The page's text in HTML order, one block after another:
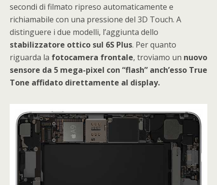
secondi di filmato ripreso automaticamente e
richiamabile con una pressione del 3D Touch. A
distinguere i due modelli, l’aggiunta dello
stabilizzatore ottico sul 6S Plus. Per quanto
riguarda la fotocamera frontale, troviamo un nuovo
sensore da 5 mega-pixel con “flash” anch’esso True
Tone affidato direttamente al display.